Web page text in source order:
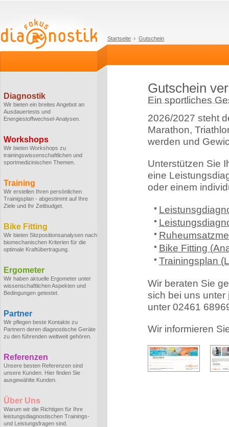
Startseite Gutschein
Diagnostik
Wir bieten ein breites Angebot an
Ausdauertests und
Energiestoffwechsel-Analysen.
Workshops
Wir bieten Workshops zu
trainingswissenschaftlichen und
sportmedizinischen Themen.
Training
Wir erstellen Ihren persönlichen
Trainigsplan - abgestimmt auf Ihre
Ziele und Ihr Zeitbudget.
Bike Fitting
Wir bieten Sitzpositionsanalysen nach
biomechanischen Kriterien für die
optimale Kraftübertragung.
Ergometer
Wir haben aktuelle Ergometer unter
wissenschaftlichen Aspekten und
Bedingungen getestet.
Partner
Wir pflegen beste Kontakte zu
Partnern deren diagnostische Geräte
zu den führenden weltweit gehören.
Referenzen
Unsere besten Referenzen sind
unsere Kunden. Hier finden Sie
ausgewählte Kunden.
Über Uns
Warum wir die Richtigen für Ihre
leistungsdiagnostischen Trainings-
und Leistungsfragen sind.
Gutschein
Ein sportliches
2026/2027 steht
Marathon,
werden und
Unterstützen Sie
eine
oder einem
Bike Fitting
Trainingsplan
Wir beraten Sie
sich bei uns unter
unter 02461
Wir informieren